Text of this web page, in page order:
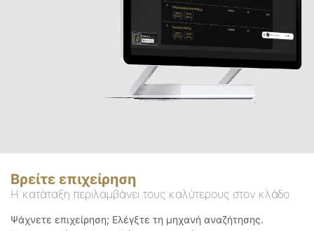
Βρείτε επιχείρηση
Η κατάταξη περιλαμβάνει τους καλύτερους στον κλάδο
Ψάχνετε επιχείρηση; Ελέγξτε τη μηχανή αναζήτησης.